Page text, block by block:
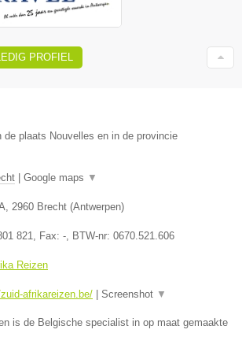
PROFIEL
de plaats Nouvelles en in de provincie
Google maps ▼
2960 Brecht (Antwerpen)
821 , Fax: - , BTW-nr: 0670.521.606
Reizen
afrikareizen.be/ Screenshot ▼
is de Belgische specialist in op maat gemaakte